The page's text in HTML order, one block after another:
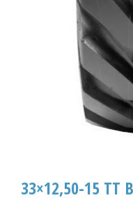
33×12,50-15 TT